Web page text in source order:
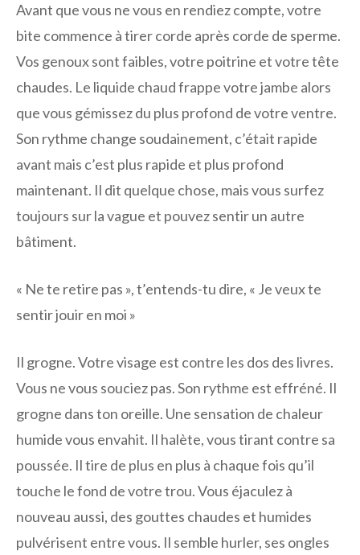
Avant que vous ne vous en rendiez compte, votre
bite commence à tirer corde après corde de sperme.
Vos genoux sont faibles, votre poitrine et votre tête
chaudes. Le liquide chaud frappe votre jambe alors
que vous gémissez du plus profond de votre ventre.
Son rythme change soudainement, c’était rapide
avant mais c’est plus rapide et plus profond
maintenant. Il dit quelque chose, mais vous surfez
toujours sur la vague et pouvez sentir un autre
bâtiment.
« Ne te retire pas », t’entends-tu dire, « Je veux te
sentir jouir en moi »
Il grogne. Votre visage est contre les dos des livres.
Vous ne vous souciez pas. Son rythme est effréné. Il
grogne dans ton oreille. Une sensation de chaleur
humide vous envahit. Il halète, vous tirant contre sa
poussée. Il tire de plus en plus à chaque fois qu’il
touche le fond de votre trou. Vous éjaculez à
nouveau aussi, des gouttes chaudes et humides
pulvérisent entre vous. Il semble hurler, ses ongles